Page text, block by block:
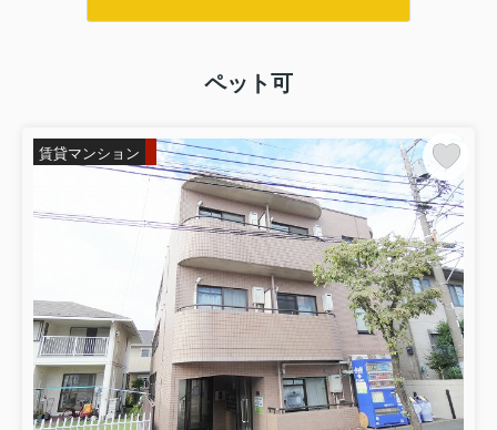
ペット可
賃貸マンション